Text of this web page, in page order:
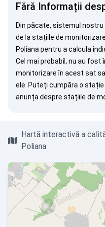
Fără Informații
Din păcate, sistemul
de la stațiile de
Poliana pentru a calcula
Cel mai probabil, nu au
monitorizare în acest sat
ele. Puteți cumpăra o stație
anunța despre stațiile de
Hartă interactivă a
Poliana